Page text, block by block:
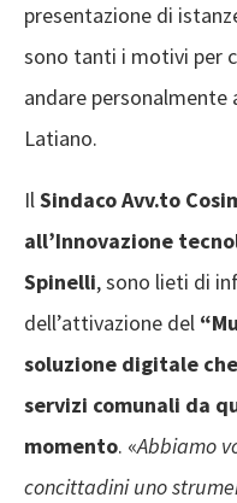
presentazione di
sono tanti i motivi per
andare
Latiano.
IlSindaco Avv.to
all’Innovazione
Spinelli, sono lieti di
dell’attivazione del
soluzione digitale
servizi comunali da
momento. «Abbiamo
concittadini uno